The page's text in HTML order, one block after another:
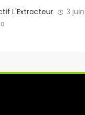
L'Extracteur
3 juin
0